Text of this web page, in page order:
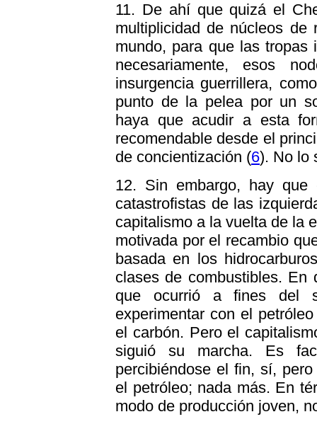
11. De ahí que quizá el
multiplicidad de núcleos
mundo, para que las
necesariamente, esos
insurgencia guerrillera,
punto de la pelea por un
haya que acudir a esta
recomendable desde el
de concientización (6). No lo
12. Sin embargo, hay que
catastrofistas de las
capitalismo a la vuelta de la
motivada por el recambio
basada en los
clases de combustibles. En
que ocurrió a fines del
experimentar con el
el carbón. Pero el
siguió su marcha. Es
percibiéndose el fin, sí,
el petróleo; nada más. En
modo de producción joven,